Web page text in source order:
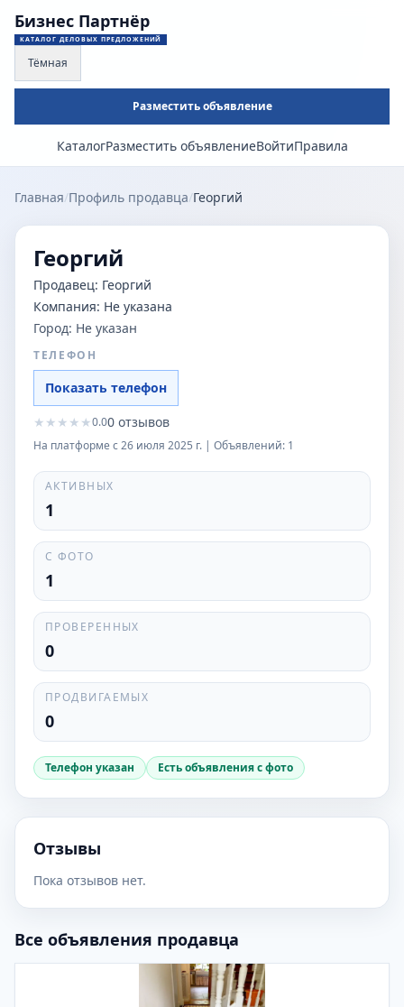
Бизнес Партнёр
КАТАЛОГ ДЕЛОВЫХ ПРЕДЛОЖЕНИЙ
Тёмная
Разместить объявление
КаталогРазместить объявлениеВойтиПравила
Главная/Профиль продавца/Георгий
Георгий
Продавец: Георгий
Компания: Не указана
Город: Не указан
ТЕЛЕФОН
Показать телефон
★ ★ ★ ★ ★0.00 отзывов
На платформе с26 июля 2025 г. | Объявлений: 1
АКТИВНЫХ
1
С ФОТО
1
ПРОВЕРЕННЫХ
0
ПРОДВИГАЕМЫХ
0
Телефон указан Есть объявления с фото
Отзывы
Пока отзывов нет.
Все объявления продавца